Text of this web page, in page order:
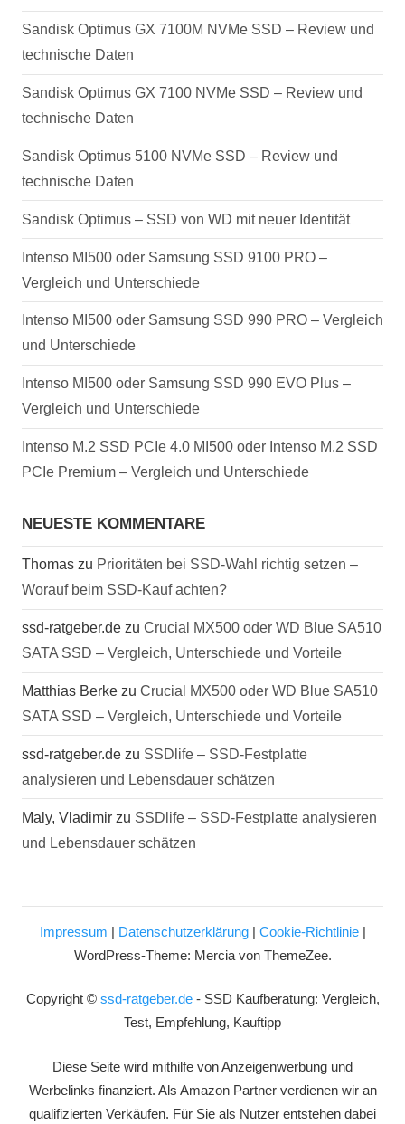
Sandisk Optimus GX 7100M NVMe SSD – Review und
technische Daten
Sandisk Optimus GX 7100 NVMe SSD – Review und
technische Daten
Sandisk Optimus 5100 NVMe SSD – Review und
technische Daten
Sandisk Optimus – SSD von WD mit neuer Identität
Intenso MI500 oder Samsung SSD 9100 PRO –
Vergleich und Unterschiede
Intenso MI500 oder Samsung SSD 990 PRO – Vergleich
und Unterschiede
Intenso MI500 oder Samsung SSD 990 EVO Plus –
Vergleich und Unterschiede
Intenso M.2 SSD PCIe 4.0 MI500 oder Intenso M.2 SSD
PCIe Premium – Vergleich und Unterschiede
NEUESTE KOMMENTARE
Thomas zu Prioritäten bei SSD-Wahl richtig setzen –
Worauf beim SSD-Kauf achten?
ssd-ratgeber.de zu Crucial MX500 oder WD Blue SA510
SATA SSD – Vergleich, Unterschiede und Vorteile
Matthias Berke zu Crucial MX500 oder WD Blue SA510
SATA SSD – Vergleich, Unterschiede und Vorteile
ssd-ratgeber.de zu SSDlife – SSD-Festplatte
analysieren und Lebensdauer schätzen
Maly, Vladimir zu SSDlife – SSD-Festplatte analysieren
und Lebensdauer schätzen
Impressum | Datenschutzerklärung| Cookie-Richtlinie|
WordPress-Theme: Mercia von ThemeZee.
Copyright © ssd-ratgeber.de- SSD Kaufberatung: Vergleich,
Test, Empfehlung, Kauftipp
Diese Seite wird mithilfe von Anzeigenwerbung und
Werbelinks finanziert. Als Amazon Partner verdienen wir an
qualifizierten Verkäufen. Für Sie als Nutzer entstehen dabei